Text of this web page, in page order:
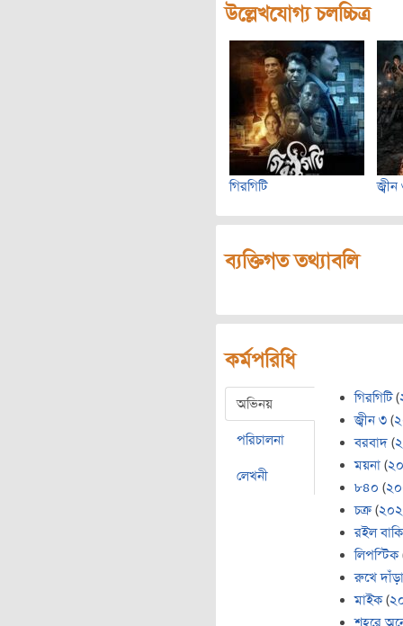
উল্লেখযোগ্য চলচ্চিত্র
গিরগিটি
ব্যক্তিগত তথ্যাবলি
কর্মপরিধি
অভিনয়
পরিচালনা
লেখনী
গিরগিটি(
জ্বীন ৩ (
বরবাদ (
ময়না (
৮৪০ (
চক্র(
রইল
লিপস্টিক
রুখে
মাইক(
শহরে